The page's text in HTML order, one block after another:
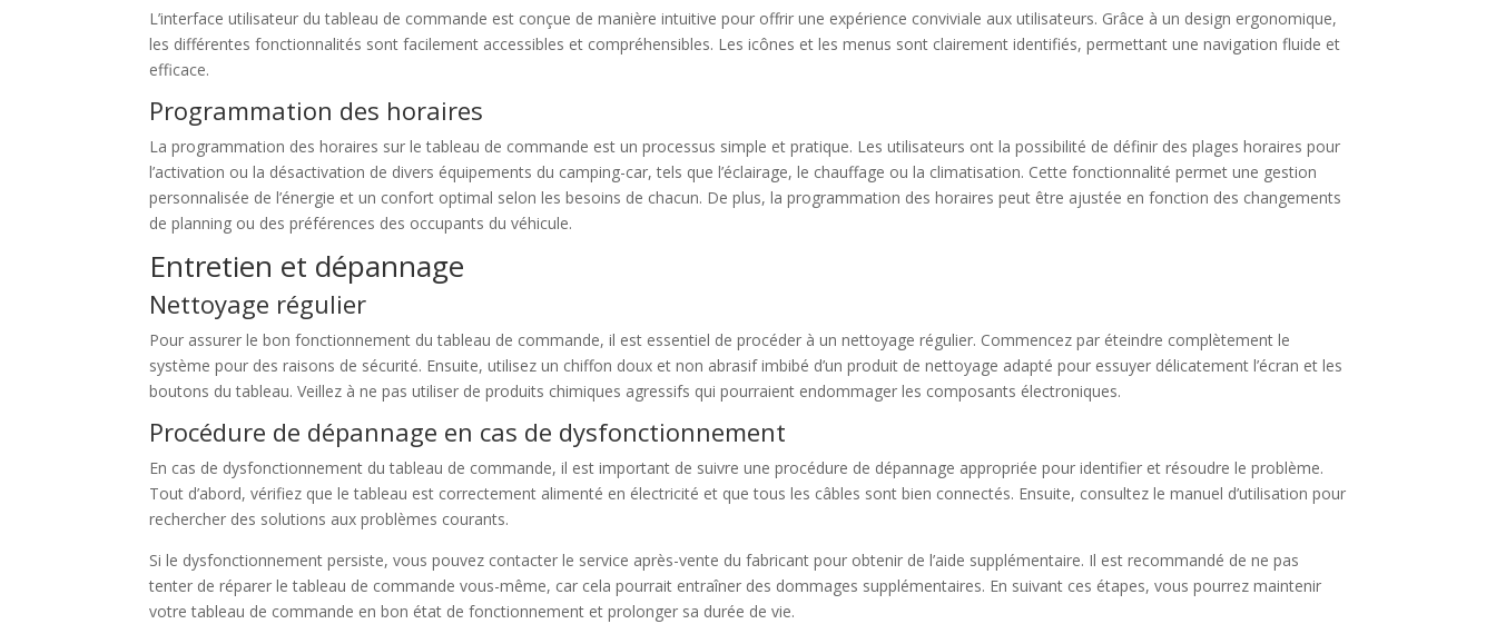
L’interface utilisateur du tableau de commande est conçue de manière intuitive pour offrir une expérience conviviale aux utilisateurs. Grâce à un design ergonomique,
les différentes fonctionnalités sont facilement accessibles et compréhensibles. Les icônes et les menus sont clairement identifiés, permettant une navigation fluide et
efficace.
Programmation des horaires
La programmation des horaires sur le tableau de commande est un processus simple et pratique. Les utilisateurs ont la possibilité de définir des plages horaires pour
l’activation ou la désactivation de divers équipements du camping-car, tels que l’éclairage, le chauffage ou la climatisation. Cette fonctionnalité permet une gestion
personnalisée de l’énergie et un confort optimal selon les besoins de chacun. De plus, la programmation des horaires peut être ajustée en fonction des changements
de planning ou des préférences des occupants du véhicule.
Entretien et dépannage
Nettoyage régulier
Pour assurer le bon fonctionnement du tableau de commande, il est essentiel de procéder à un nettoyage régulier. Commencez par éteindre complètement le
système pour des raisons de sécurité. Ensuite, utilisez un chiffon doux et non abrasif imbibé d’un produit de nettoyage adapté pour essuyer délicatement l’écran et les
boutons du tableau. Veillez à ne pas utiliser de produits chimiques agressifs qui pourraient endommager les composants électroniques.
Procédure de dépannage en cas de dysfonctionnement
En cas de dysfonctionnement du tableau de commande, il est important de suivre une procédure de dépannage appropriée pour identifier et résoudre le problème.
Tout d’abord, vérifiez que le tableau est correctement alimenté en électricité et que tous les câbles sont bien connectés. Ensuite, consultez le manuel d’utilisation pour
rechercher des solutions aux problèmes courants.
Si le dysfonctionnement persiste, vous pouvez contacter le service après-vente du fabricant pour obtenir de l’aide supplémentaire. Il est recommandé de ne pas
tenter de réparer le tableau de commande vous-même, car cela pourrait entraîner des dommages supplémentaires. En suivant ces étapes, vous pourrez maintenir
votre tableau de commande en bon état de fonctionnement et prolonger sa durée de vie.